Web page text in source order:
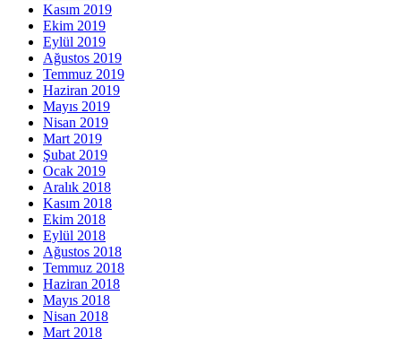
Kasım 2019
Ekim 2019
Eylül 2019
Ağustos 2019
Temmuz 2019
Haziran 2019
Mayıs 2019
Nisan 2019
Mart 2019
Şubat 2019
Ocak 2019
Aralık 2018
Kasım 2018
Ekim 2018
Eylül 2018
Ağustos 2018
Temmuz 2018
Haziran 2018
Mayıs 2018
Nisan 2018
Mart 2018